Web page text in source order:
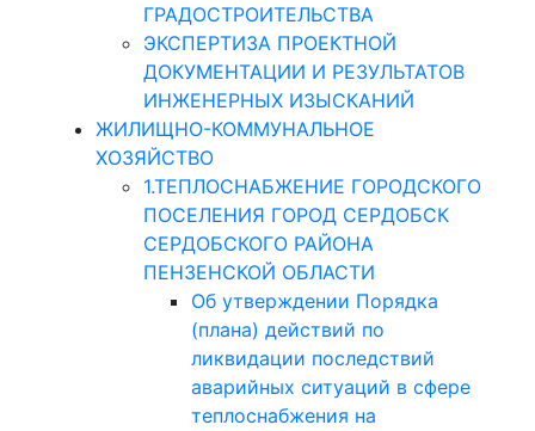
ГРАДОСТРОИТЕЛЬСТВА
ЭКСПЕРТИЗА ПРОЕКТНОЙ
ДОКУМЕНТАЦИИ И РЕЗУЛЬТАТОВ
ИНЖЕНЕРНЫХ ИЗЫСКАНИЙ
ЖИЛИЩНО-КОММУНАЛЬНОЕ
ХОЗЯЙСТВО
1.ТЕПЛОСНАБЖЕНИЕ ГОРОДСКОГО
ПОСЕЛЕНИЯ ГОРОД СЕРДОБСК
СЕРДОБСКОГО РАЙОНА
ПЕНЗЕНСКОЙ ОБЛАСТИ
Об утверждении Порядка
(плана) действий по
ликвидации последствий
аварийных ситуаций в сфере
теплоснабжения на